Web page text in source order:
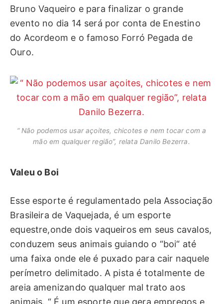
Bruno Vaqueiro e para finalizar o grande
evento no dia 14 será por conta de Enestino
do Acordeom e o famoso Forró Pegada de
Ouro.
“ Não podemos usar açoites, chicotes e nem tocar com a
mão em qualquer região”, relata Danilo Bezerra.
Valeu o Boi
Esse esporte é regulamentado pela Associação
Brasileira de Vaquejada, é um esporte
equestre,onde dois vaqueiros em seus cavalos,
conduzem seus animais guiando o “boi“ até
uma faixa onde ele é puxado para cair naquele
perímetro delimitado. A pista é totalmente de
areia amenizando qualquer mal trato aos
animais. “ É um esporte que gera empregos e